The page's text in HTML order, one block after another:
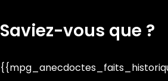
Saviez-vous que ?